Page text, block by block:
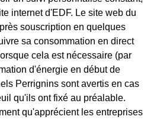
internet d'EDF. Le site web du
souscription en quelques
sa consommation en direct
cela est nécessaire (par
d'énergie en début de
Perrignins sont avertis en cas
qu'ils ont fixé au préalable.
qu'apprécient les entreprises